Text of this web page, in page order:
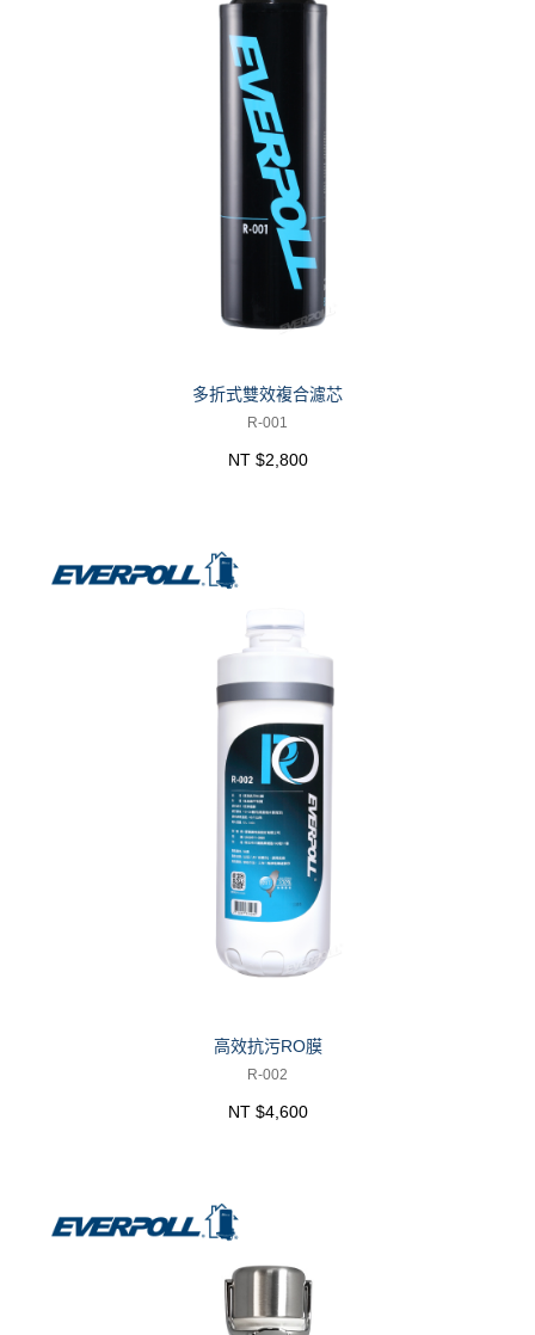
多折式雙效複合濾芯
R-001
NT $2,800
高效抗污RO膜
R-002
NT $4,600